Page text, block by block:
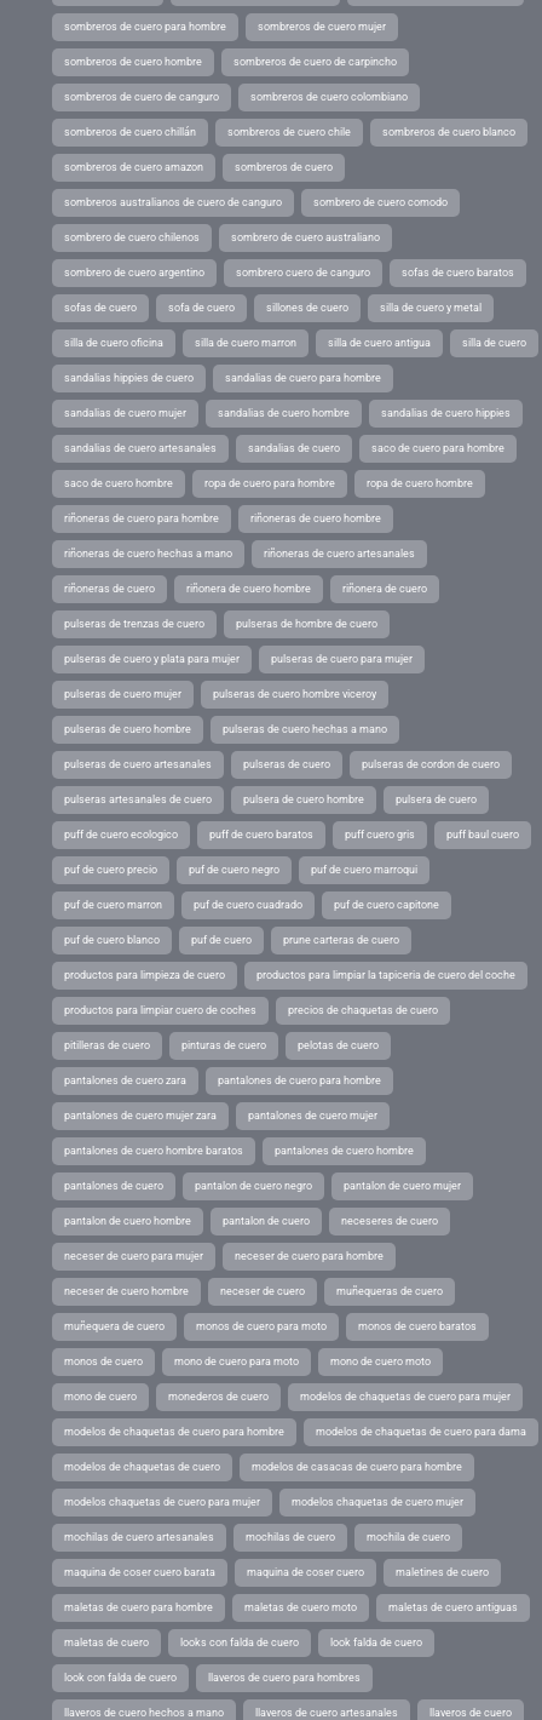
sombreros de cuero para hombre sombreros de cuero mujer
sombreros de cuero hombre sombreros de cuero de carpincho
sombreros de cuero de canguro sombreros de cuero colombiano
sombreros de cuero chillán sombreros de cuero chile sombreros de cuero blanco
sombreros de cuero amazon sombreros de cuero
sombreros australianos de cuero de canguro sombrero de cuero comodo
sombrero de cuero chilenos sombrero de cuero australiano
sombrero de cuero argentino sombrero cuero de canguro sofas de cuero baratos
sofas de cuero sofa de cuero sillones de cuero silla de cuero y metal
silla de cuero oficina silla de cuero marron silla de cuero antigua silla de cuero
sandalias hippies de cuero sandalias de cuero para hombre
sandalias de cuero mujer sandalias de cuero hombre sandalias de cuero hippies
sandalias de cuero artesanales sandalias de cuero saco de cuero para hombre
saco de cuero hombre ropa de cuero para hombre ropa de cuero hombre
riñoneras de cuero para hombre riñoneras de cuero hombre
riñoneras de cuero hechas a mano riñoneras de cuero artesanales
riñoneras de cuero riñonera de cuero hombre riñonera de cuero
pulseras de trenzas de cuero pulseras de hombre de cuero
pulseras de cuero y plata para mujer pulseras de cuero para mujer
pulseras de cuero mujer pulseras de cuero hombre viceroy
pulseras de cuero hombre pulseras de cuero hechas a mano
pulseras de cuero artesanales pulseras de cuero pulseras de cordon de cuero
pulseras artesanales de cuero pulsera de cuero hombre pulsera de cuero
puff de cuero ecologico puff de cuero baratos puff cuero gris puff baul cuero
puf de cuero precio puf de cuero negro puf de cuero marroqui
puf de cuero marron puf de cuero cuadrado puf de cuero capitone
puf de cuero blanco puf de cuero prune carteras de cuero
productos para limpieza de cuero productos para limpiar la tapiceria de cuero del coche
productos para limpiar cuero de coches precios de chaquetas de cuero
pitilleras de cuero pinturas de cuero pelotas de cuero
pantalones de cuero zara pantalones de cuero para hombre
pantalones de cuero mujer zara pantalones de cuero mujer
pantalones de cuero hombre baratos pantalones de cuero hombre
pantalones de cuero pantalon de cuero negro pantalon de cuero mujer
pantalon de cuero hombre pantalon de cuero neceseres de cuero
neceser de cuero para mujer neceser de cuero para hombre
neceser de cuero hombre neceser de cuero muñequeras de cuero
muñequera de cuero monos de cuero para moto monos de cuero baratos
monos de cuero mono de cuero para moto mono de cuero moto
mono de cuero monederos de cuero modelos de chaquetas de cuero para mujer
modelos de chaquetas de cuero para hombre modelos de chaquetas de cuero para dama
modelos de chaquetas de cuero modelos de casacas de cuero para hombre
modelos chaquetas de cuero para mujer modelos chaquetas de cuero mujer
mochilas de cuero artesanales mochilas de cuero mochila de cuero
maquina de coser cuero barata maquina de coser cuero maletines de cuero
maletas de cuero para hombre maletas de cuero moto maletas de cuero antiguas
maletas de cuero looks con falda de cuero look falda de cuero
look con falda de cuero llaveros de cuero para hombres
llaveros de cuero hechos a mano llaveros de cuero artesanales llaveros de cuero